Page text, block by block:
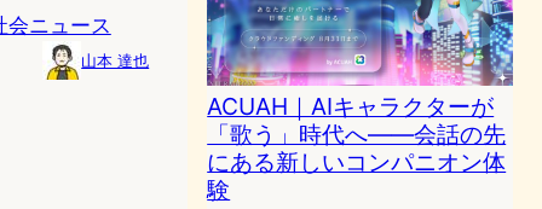
会ニュース
山本 達也
ACUAH｜AIキャラクターが
「歌う」時代へ——会話の先
にある新しいコンパニオン体
験